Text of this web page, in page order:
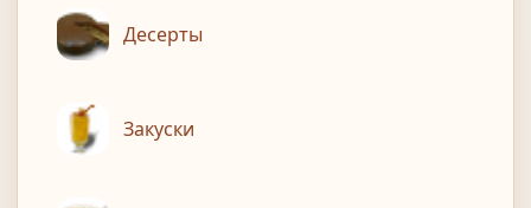
Десерты
Закуски